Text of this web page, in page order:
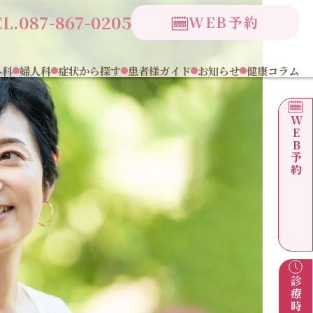
婦人科 症状から探す 患者様ガイド お知らせ 健康コラム
867-0205 WEB予約
WEB予約
診療時間